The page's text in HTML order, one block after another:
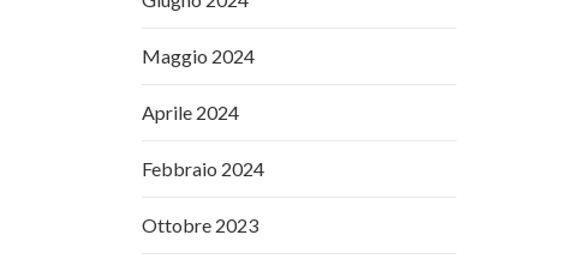
Maggio 2024
Aprile 2024
Febbraio 2024
Ottobre 2023